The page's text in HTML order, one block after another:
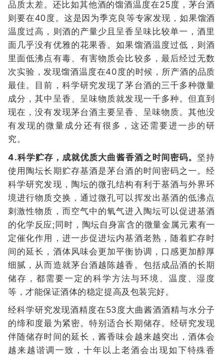
品质太差。还比如其他酒的馏酒温度在25度，茅台酒
则要在40度。这是因为季克良等专家发现，如果馏酒
温度过高，则酒的产量少且呈香呈味比较单一，酒里
面几乎没有优雅的花果香。如果馏酒温度过低，则酒
里面低沸点有毒、有害物质会比较多，最后经过无数
次实验，发现馏酒温度在40度的时候，所产酒的品质
最佳。目前，科学研究发现了茅台酒的三千多种微量
成分，其中呈香、呈味物质就发现一千多种。但直到
现在，没有发现茅台酒主要呈香、呈味物质。其他没
有发现的微量成分还有很多，这还需要进一步的研
究。
4.科学贮存，成就优质大曲酱香酒之时间密码。 坚持
使用陶坛长期贮存基酒是茅台酒的时间密码之一。经
科学研究发现，陶坛的微孔结构有利于基酒与外界环
境进行物质交换，通过微孔可以挥发出基酒的低沸点
刺激性物质，而空气中的氧气进入陶坛可以促进基酒
的化学反应;同时，陶坛自身富含的微量金属元素有一
定催化作用，进一步促进坛内基酒老熟，随着贮存时
间的延长，酒体风味会更加平衡协调，口感更加醇厚
细腻，从而造就茅台酒越陈越香。包括成品酒的长期
储存，都需要一定的科学方法与环境、温度、湿度
等，才能保证酒体的稳定提高及包装完好。
经科学研究发现酒精度在53度大曲酱酒酒精与水分子
的缔和度最为紧密。特别适合长期储存。经研究发现
伴随储存时间的延长，酱香味会越来越突出，酒体会
越来越谐调一致，十年以上老酒会出现如下特殊香